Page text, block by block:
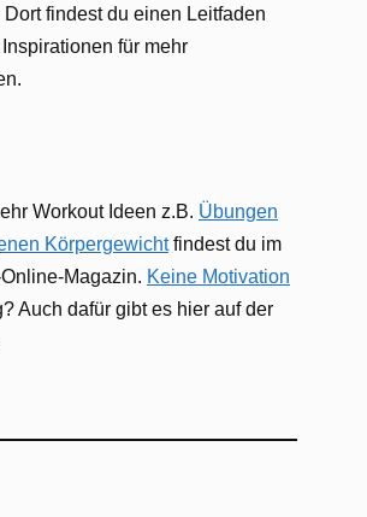
Dort findest du einen Leitfaden
für mehr
Workout Ideen z.B. Übungen
Körpergewichtfindest du im
Magazin. Keine Motivation
Auch dafür gibt es hier auf der